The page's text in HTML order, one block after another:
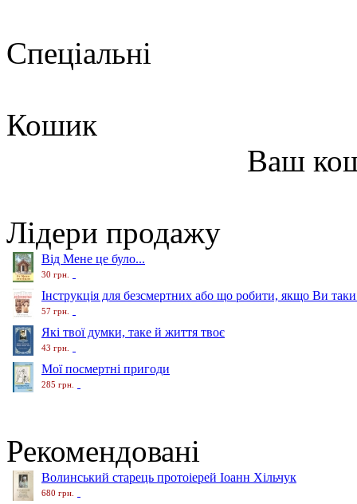
Спеціальні
Кошик
Ваш
Лідери продажу
Від Мене це було...
30 грн.
Інструкція для безсмертних або що робити, якщо Ви
57 грн.
Які твої думки, таке й життя твоє
43 грн.
Мої посмертні пригоди
285 грн.
Рекомендовані
Волинський старець протоіерей Іоанн Хільчук
680 грн.